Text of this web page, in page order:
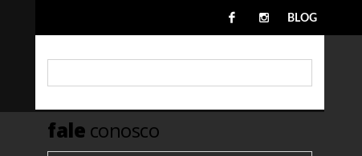
BLOG
fale conosco